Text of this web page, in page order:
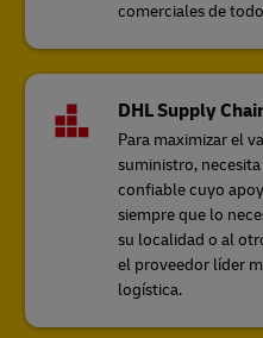
comerciales de
DHL Supply
Para maximizar el
suministro,
confiable cuyo
siempre que lo
su localidad o al
el proveedor líder
logística.